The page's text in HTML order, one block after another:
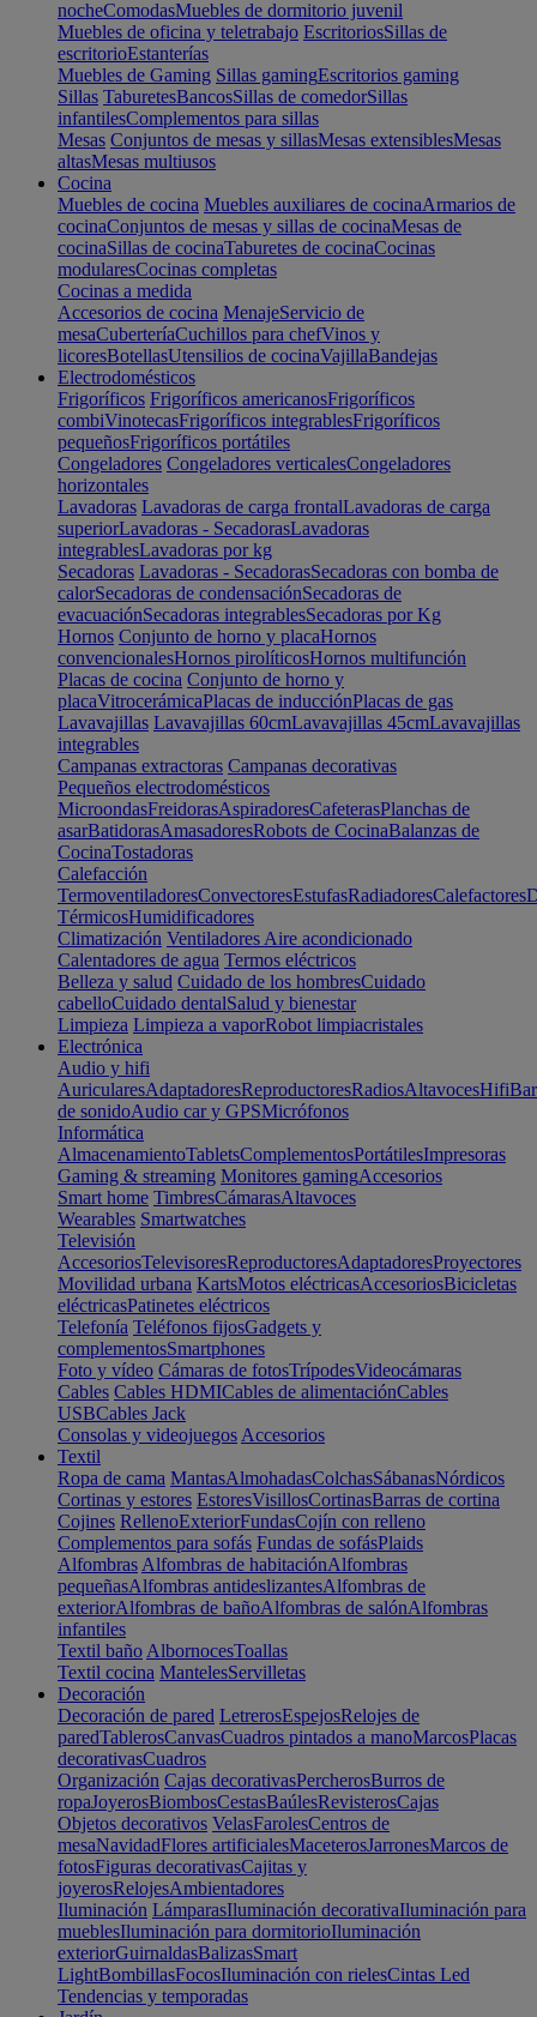
nocheComodasMuebles de dormitorio juvenil
Muebles de oficina y teletrabajo EscritoriosSillas de
escritorioEstanterías
Muebles de Gaming Sillas gamingEscritorios gaming
Sillas TaburetesBancosSillas de comedorSillas
infantilesComplementos para sillas
Mesas Conjuntos de mesas y sillasMesas extensiblesMesas
altasMesas multiusos
Cocina
Muebles de cocina Muebles auxiliares de cocinaArmarios de
cocinaConjuntos de mesas y sillas de cocinaMesas de
cocinaSillas de cocinaTaburetes de cocinaCocinas
modularesCocinas completas
Cocinas a medida
Accesorios de cocina MenajeServicio de
mesaCuberteríaCuchillos para chefVinos y
licoresBotellasUtensilios de cocinaVajillaBandejas
Electrodomésticos
Frigoríficos Frigoríficos americanosFrigoríficos
combiVinotecasFrigoríficos integrablesFrigoríficos
pequeñosFrigoríficos portátiles
Congeladores Congeladores verticalesCongeladores
horizontales
Lavadoras Lavadoras de carga frontalLavadoras de carga
superiorLavadoras - SecadorasLavadoras
integrablesLavadoras por kg
Secadoras Lavadoras - SecadorasSecadoras con bomba de
calorSecadoras de condensaciónSecadoras de
evacuaciónSecadoras integrablesSecadoras por Kg
Hornos Conjunto de horno y placaHornos
convencionalesHornos pirolíticosHornos multifunción
Placas de cocina Conjunto de horno y
placaVitrocerámicaPlacas de inducciónPlacas de gas
Lavavajillas Lavavajillas 60cmLavavajillas 45cmLavavajillas
integrables
Campanas extractoras Campanas decorativas
Pequeños electrodomésticos
MicroondasFreidorasAspiradoresCafeterasPlanchas de
asarBatidorasAmasadoresRobots de CocinaBalanzas de
CocinaTostadoras
Calefacción
TermoventiladoresConvectoresEstufasRadiadoresCalefactores
TérmicosHumidificadores
Climatización Ventiladores Aire acondicionado
Calentadores de agua Termos eléctricos
Belleza y salud Cuidado de los hombresCuidado
cabelloCuidado dentalSalud y bienestar
Limpieza Limpieza a vaporRobot limpiacristales
Electrónica
Audio y hifi
AuricularesAdaptadoresReproductoresRadiosAltavocesHifi
de sonidoAudio car y GPSMicrófonos
Informática
AlmacenamientoTabletsComplementosPortátilesImpresoras
Gaming & streaming Monitores gamingAccesorios
Smart home TimbresCámarasAltavoces
Wearables Smartwatches
Televisión
AccesoriosTelevisoresReproductoresAdaptadoresProyectores
Movilidad urbana KartsMotos eléctricasAccesoriosBicicletas
eléctricasPatinetes eléctricos
Telefonía Teléfonos fijosGadgets y
complementosSmartphones
Foto y vídeo Cámaras de fotosTrípodesVideocámaras
Cables Cables HDMICables de alimentaciónCables
USBCables Jack
Consolas y videojuegos Accesorios
Textil
Ropa de cama MantasAlmohadasColchasSábanasNórdicos
Cortinas y estores EstoresVisillosCortinasBarras de cortina
Cojines RellenoExteriorFundasCojín con relleno
Complementos para sofás Fundas de sofásPlaids
Alfombras Alfombras de habitaciónAlfombras
pequeñasAlfombras antideslizantesAlfombras de
exteriorAlfombras de bañoAlfombras de salónAlfombras
infantiles
Textil baño AlbornocesToallas
Textil cocina MantelesServilletas
Decoración
Decoración de pared LetrerosEspejosRelojes de
paredTablerosCanvasCuadros pintados a manoMarcosPlacas
decorativasCuadros
Organización Cajas decorativasPercherosBurros de
ropaJoyerosBiombosCestasBaúlesRevisterosCajas
Objetos decorativos VelasFarolesCentros de
mesaNavidadFlores artificialesMaceterosJarronesMarcos de
fotosFiguras decorativasCajitas y
joyerosRelojesAmbientadores
Iluminación LámparasIluminación decorativaIluminación para
mueblesIluminación para dormitorioIluminación
exteriorGuirnaldasBalizasSmart
LightBombillasFocosIluminación con rielesCintas Led
Tendencias y temporadas